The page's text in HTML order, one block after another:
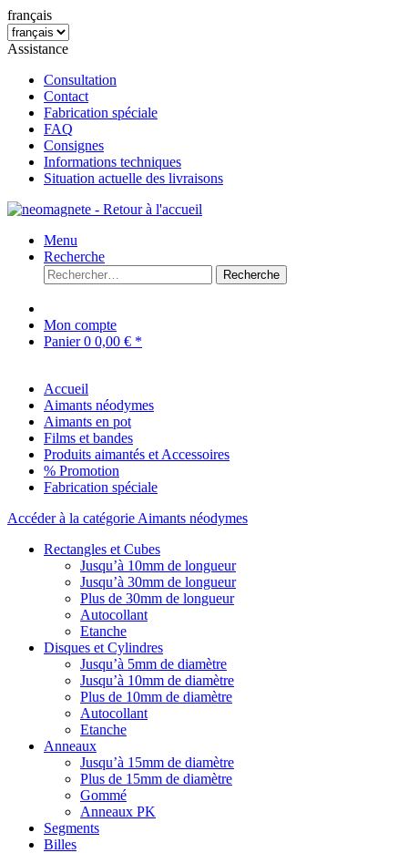
français
Assistance
Consultation
Contact
Fabrication spéciale
FAQ
Consignes
Informations techniques
Situation actuelle des livraisons
Menu
Recherche
Recherche
Mon compte
Panier0 0,00 € *
Accueil
Aimants néodymes
Aimants en pot
Films et bandes
Produits aimantés et Accessoires
% Promotion
Fabrication spéciale
Accéder à la catégorie Aimants néodymes
Rectangles et Cubes
Jusqu’à 10mm de longueur
Jusqu’à 30mm de longueur
Plus de 30mm de longueur
Autocollant
Etanche
Disques et Cylindres
Jusqu’à 5mm de diamètre
Jusqu’à 10mm de diamètre
Plus de 10mm de diamètre
Autocollant
Etanche
Anneaux
Jusqu’à 15mm de diamètre
Plus de 15mm de diamètre
Gommé
Anneaux PK
Segments
Billes